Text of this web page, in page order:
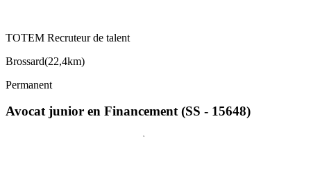
TOTEM Recruteur de talent
Brossard(22,4km)
Permanent
Avocat junior en Financement (SS - 15648)